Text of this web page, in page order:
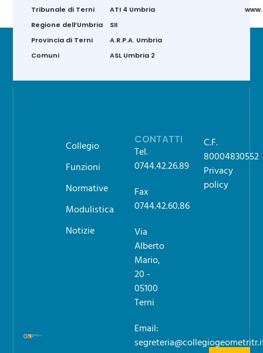
Tribunale di Terni
Regione dell’Umbria
Provincia di Terni
Comuni
ATI 4 Umbria
SII
A.R.P.A. Umbria
ASL Umbria 2
Collegio
Funzioni
Normative
Modulistica
Notizie
CONTATTI
Tel.
0744.42.26.89
Fax
0744.42.60.86
Via
Alberto
Mario,
20 -
05100
Terni
Email:
C.F.
80004830552
Privacy
policy